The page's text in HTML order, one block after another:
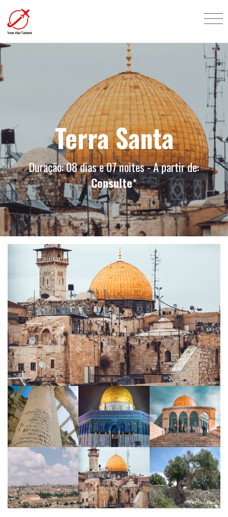
Terra Santa
Duração: 08 dias e 07 noites - A partir de:
Consulte*